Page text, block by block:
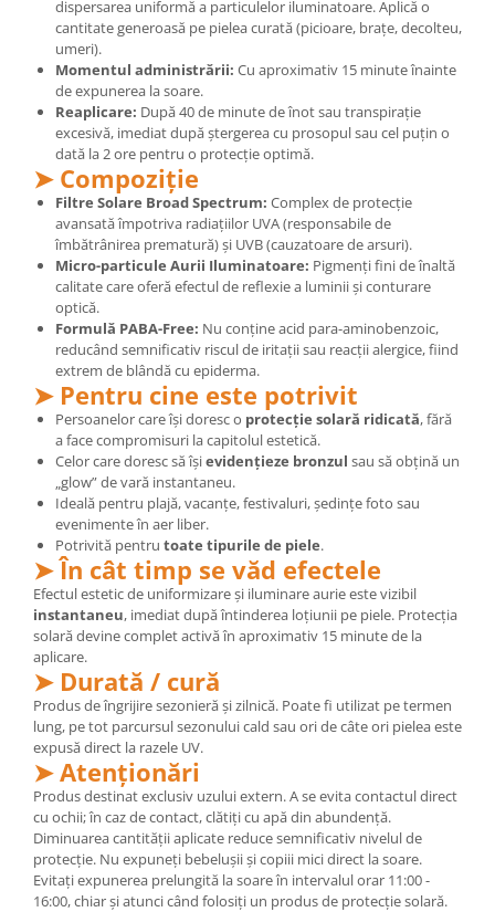
Produse Apicole
Cacao
dispersarea uniformă a particulelor iluminatoare. Aplică o
cantitate generoasă pe pielea curată (picioare, brațe, decolteu,
umeri).
Momentul administrării: Cu aproximativ 15 minute înainte
de expunerea la soare.
Reaplicare: După 40 de minute de înot sau transpirație
excesivă, imediat după ștergerea cu prosopul sau cel puțin o
dată la 2 ore pentru o protecție optimă.
➤ Compoziție
Filtre Solare Broad Spectrum: Complex de protecție
avansată împotriva radiațiilor UVA (responsabile de
îmbătrânirea prematură) și UVB (cauzatoare de arsuri).
Micro-particule Aurii Iluminatoare: Pigmenți fini de înaltă
calitate care oferă efectul de reflexie a luminii și conturare
optică.
Formulă PABA-Free: Nu conține acid para-aminobenzoic,
reducând semnificativ riscul de iritații sau reacții alergice, fiind
extrem de blândă cu epiderma.
➤ Pentru cine este potrivit
Persoanelor care își doresc o protecție solară ridicată, fără
a face compromisuri la capitolul estetică.
Celor care doresc să îșievidențieze bronzul sau să obțină un
„glow” de vară instantaneu.
Ideală pentru plajă, vacanțe, festivaluri, ședințe foto sau
evenimente în aer liber.
Potrivită pentru toate tipurile de piele.
➤ În cât timp se văd efectele
Efectul estetic de uniformizare și iluminare aurie este vizibil
instantaneu, imediat după întinderea loțiunii pe piele. Protecția
solară devine complet activă în aproximativ 15 minute de la
aplicare.
➤ Durată / cură
Produs de îngrijire sezonieră și zilnică. Poate fi utilizat pe termen
lung, pe tot parcursul sezonului cald sau ori de câte ori pielea este
expusă direct la razele UV.
➤ Atenționări
Produs destinat exclusiv uzului extern. A se evita contactul direct
cu ochii; în caz de contact, clătiți cu apă din abundență.
Diminuarea cantității aplicate reduce semnificativ nivelul de
protecție. Nu expuneți bebelușii și copiii mici direct la soare.
Evitați expunerea prelungită la soare în intervalul orar 11:00 -
16:00, chiar și atunci când folosiți un produs de protecție solară.